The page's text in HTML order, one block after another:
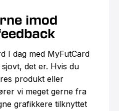
imod
I dag med MyFutCard
det er. Hvis du
produkt eller
vi meget gerne fra
grafikkere tilknyttet